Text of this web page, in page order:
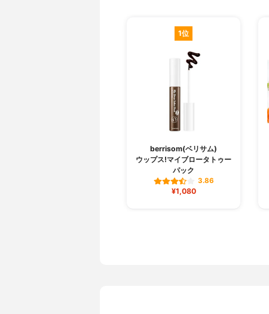
1位
berrisom(ベリサム)
ウップス!マイブロータトゥー
パック
3.86
¥1,080